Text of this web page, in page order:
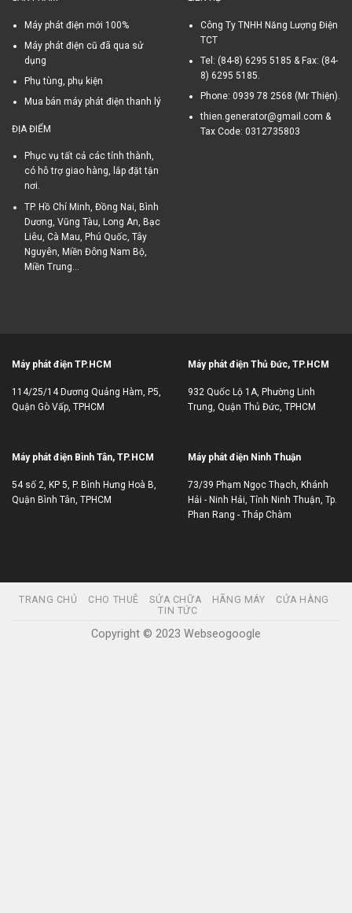
Máy phát điện mới 100%
Máy phát điện cũ đã qua sử
dụng
Phụ tùng, phụ kiện
Mua bán máy phát điện thanh lý
ĐỊA ĐIỂM
Phục vụ tất cả các tỉnh thành,
có hỗ trợ giao hàng, lắp đặt tận
nơi.
TP. Hồ Chí Minh, Đồng Nai, Bình
Dương, Vũng Tàu, Long An, Bạc
Liêu, Cà Mau, Phú Quốc, Tây
Nguyên, Miền Đông Nam Bộ,
Miền Trung...
Công Ty TNHH Năng Lượng Điện
TCT
Tel: (84-8) 6295 5185 & Fax: (84-
8) 6295 5185.
Phone: 0939 78 2568 (Mr Thiện).
thien.generator@gmail.com &
Tax Code: 0312735803
Máy phát điện TP.HCM
114/25/14 Dương Quảng Hàm, P5,
Quận Gò Vấp, TPHCM
Máy phát điện Thủ Đức, TP.HCM
932 Quốc Lộ 1A, Phường Linh
Trung, Quận Thủ Đức, TPHCM
Máy phát điện Bình Tân, TP.HCM
54 số 2, KP 5, P. Bình Hưng Hoà B,
Quận Bình Tân, TPHCM
Máy phát điện Ninh Thuận
73/39 Phạm Ngọc Thạch, Khánh
Hải - Ninh Hải, Tỉnh Ninh Thuận, Tp.
Phan Rang - Tháp Chàm
TRANG CHỦ CHO THUÊ SỬA CHỮA HÃNG MÁY
CỬA HÀNG
TIN TỨC
Copyright © 2023 Webseogoogle